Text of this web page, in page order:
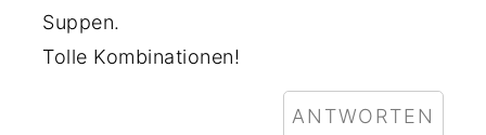
Suppen.
Tolle Kombinationen!
ANTWORTEN